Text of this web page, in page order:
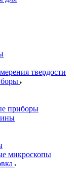
твердости
приборы
микроскопы